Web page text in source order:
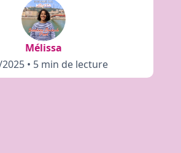
Mélissa
• 5 min de lecture